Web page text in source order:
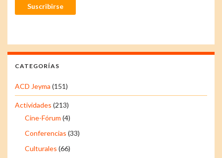
Suscribirse
CATEGORÍAS
ACD Jeyma (151)
Actividades (213)
Cine-Fórum (4)
Conferencias (33)
Culturales (66)